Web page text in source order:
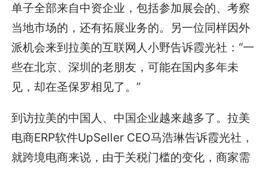
单子全部来自中资企业，包括参加展会的、考察
当地市场的，还有拓展业务的。另一位同样因外
派机会来到拉美的互联网人小野告诉霞光社：“一
些在北京、深圳的老朋友，可能在国内多年未
见，却在圣保罗相见了。”
到访拉美的中国人、中国企业越来越多了。拉美
电商ERP软件UpSeller CEO马浩琳告诉霞光社，
就跨境电商来说，由于关税门槛的变化，商家需